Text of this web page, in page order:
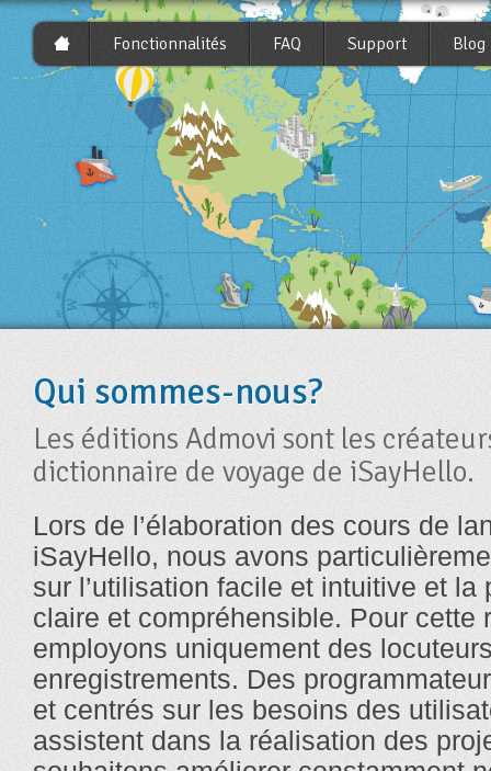
Fonctionnalités FAQ Support Blog
Qui sommes-nous?
Les éditions Admovi sont les
dictionnaire de voyage de iSayHello.
Lors de l’élaboration des cours de
iSayHello, nous avons
sur l’utilisation facile et intuitive et la
claire et compréhensible. Pour cette
employons uniquement des
enregistrements. Des
et centrés sur les besoins des
assistent dans la réalisation des